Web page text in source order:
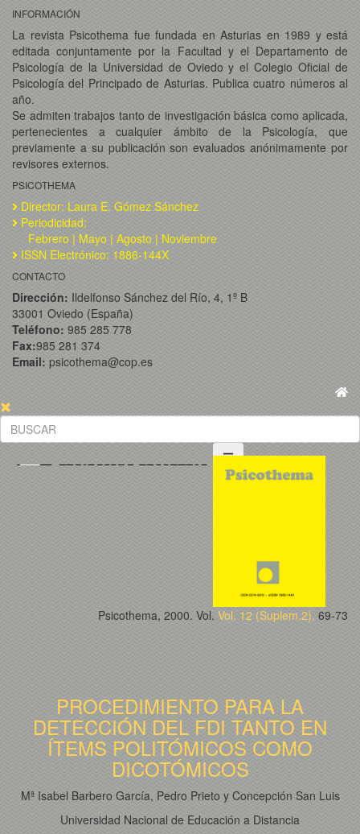
INFORMACIÓN
La revista Psicothema fue fundada en Asturias en 1989 y está
editada conjuntamente por la Facultad y el Departamento de
Psicología de la Universidad de Oviedo y el Colegio Oficial de
Psicología del Principado de Asturias. Publica cuatro números al
año.
Se admiten trabajos tanto de investigación básica como aplicada,
pertenecientes a cualquier ámbito de la Psicología, que
previamente a su publicación son evaluados anónimamente por
revisores externos.
PSICOTHEMA
Director: Laura E. Gómez Sánchez
Periodicidad:
Febrero | Mayo | Agosto | Noviembre
ISSN Electrónico: 1886-144X
CONTACTO
Dirección: Ildelfonso Sánchez del Río, 4, 1º B
33001 Oviedo (España)
Teléfono: 985 285 778
Fax:985 281 374
Email: psicothema@cop.es
Psicothema, 2000. Vol. Vol. 12 (Suplem.2). 69-73
PROCEDIMIENTO PARA LA
DETECCIÓN DEL FDI TANTO EN
ÍTEMS POLITÓMICOS COMO
DICOTÓMICOS
Mª Isabel Barbero García, Pedro Prieto y Concepción San Luis
Universidad Nacional de Educación a Distancia